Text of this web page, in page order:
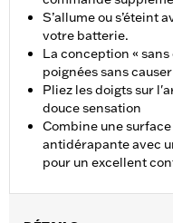
S’allume ou s’éteint
votre batterie.
La conception «
poignées sans
Pliez les doigts sur
douce sensation
Combine une
antidérapante avec
pour un excellent